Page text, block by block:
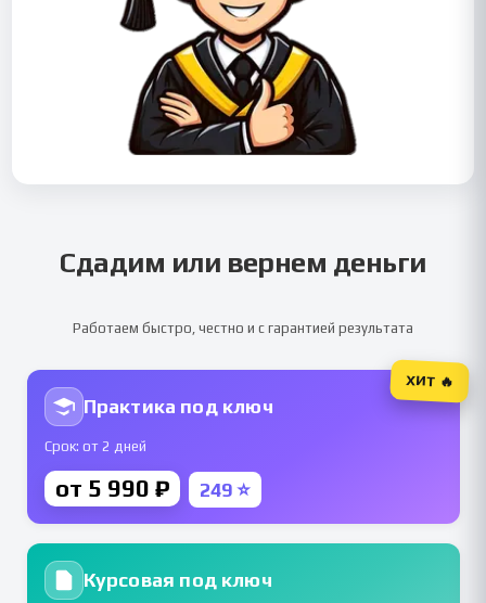
Сдадим или вернем деньги
Работаем быстро, честно и с гарантией результата
Практика под ключ
Срок: от 2 дней
от 5 990 ₽ 249 ⭐
ХИТ 🔥
Курсовая под ключ